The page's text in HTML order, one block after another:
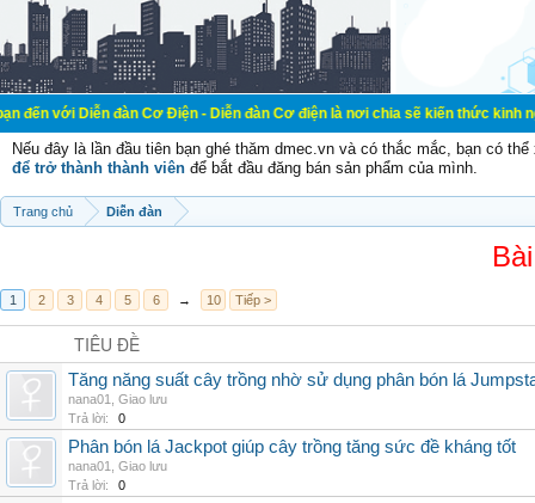
đàn Cơ Điện - Diễn đàn Cơ điện là nơi chia sẽ kiến thức kinh nghiệm
Nếu đây là lần đầu tiên bạn ghé thăm dmec.vn và có thắc mắc, bạn có
để trở thành thành viên để bắt đầu đăng bán sản phẩm của mình.
Trang chủ Diễn đàn
1 2 3 4 5 6 → 10 Tiếp >
TIÊU ĐỀ
Tăng năng suất cây trồng nhờ sử dụng phân bón lá
nana01
Giao lưu
Trả lời:
0
Phân bón lá Jackpot giúp cây trồng tăng sức đề kháng tốt
nana01
Giao lưu
Trả lời:
0